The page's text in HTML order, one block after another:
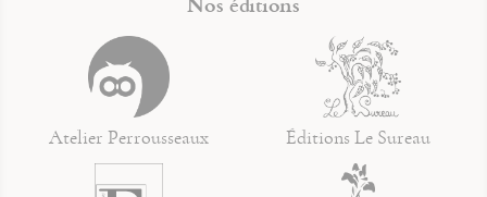
Atelier Perrousseaux Éditions Le Sureau